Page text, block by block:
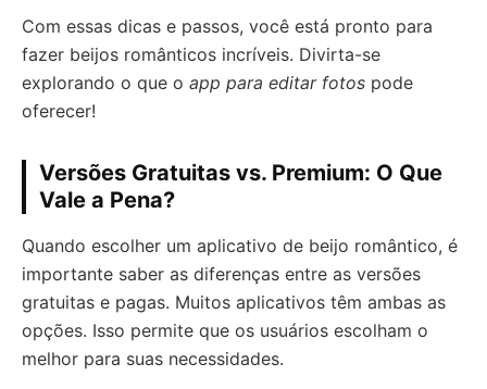
Com essas dicas e passos, você está pronto para
fazer beijos românticos incríveis. Divirta-se
explorando o que o app para editar fotos pode
oferecer!
Versões Gratuitas vs. Premium: O Que
Vale a Pena?
Quando escolher um aplicativo de beijo romântico, é
importante saber as diferenças entre as versões
gratuitas e pagas. Muitos aplicativos têm ambas as
opções. Isso permite que os usuários escolham o
melhor para suas necessidades.